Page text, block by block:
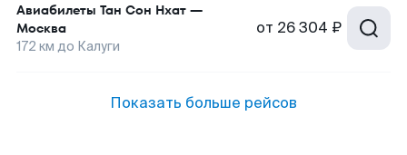
Авиабилеты Тан Сон Нхат —
Москва
172 км до Калуги
от 26 304 ₽
Показать больше рейсов